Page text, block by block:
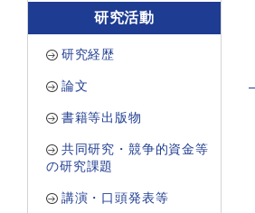
研究活動
研究経歴
論文
書籍等出版物
共同研究・競争的資金等
の研究課題
講演・口頭発表等